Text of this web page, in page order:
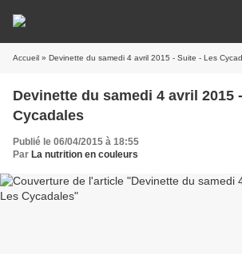
Accueil » Devinette du samedi 4 avril 2015 - Suite - Les
Devinette du samedi 4 avril 2015
Cycadales
Publié le 06/04/2015 à 18:55
Par La nutrition en couleurs